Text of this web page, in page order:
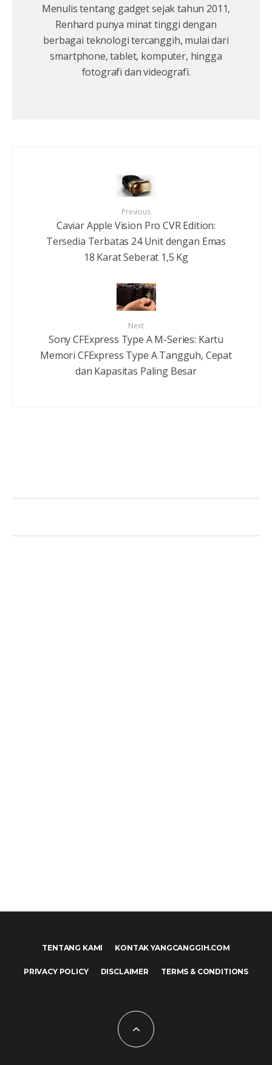
Menulis tentang gadget sejak tahun 2011,
Renhard punya minat tinggi dengan
berbagai teknologi tercanggih, mulai dari
smartphone, tablet, komputer, hingga
fotografi dan videografi.
Previous
Caviar Apple Vision Pro CVR Edition:
Tersedia Terbatas 24 Unit dengan Emas
18 Karat Seberat 1,5 Kg
Next
Sony CFExpress Type A M-Series: Kartu
Memori CFExpress Type A Tangguh, Cepat
dan Kapasitas Paling Besar
TENTANG KAMI KONTAK YANGCANGGIH.COM
PRIVACY POLICY DISCLAIMER TERMS & CONDITIONS